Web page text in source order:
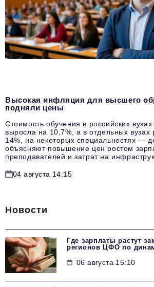
Высокая инфляция для высшего
подняли цены
Стоимость обучения в российских
выросла на 10,7%, а в отдельных вузах
14%, на некоторых специальностях —
объясняют повышение цен ростом
преподавателей и затрат на
04 августа 14:15
Новости
Где зарплаты растут
регионов ЦФО по
06 августа 15:10